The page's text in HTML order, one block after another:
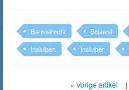
Barendrecht Bejaard
Insluipen
Insluiper
« Vorige artikel |